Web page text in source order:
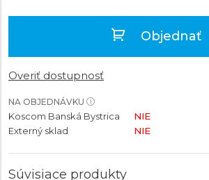
Objednať
Overiť dostupnosť
NA OBJEDNÁVKU
Koscom Banská Bystrica
NIE
Externý sklad
NIE
Súvisiace produkty